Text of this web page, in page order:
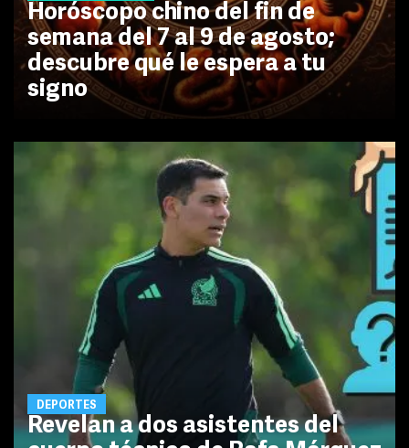
Horóscopo chino del fin de
semana del 7 al 9 de agosto;
descubre qué le espera a tu
signo
DEPORTES
Revelan a dos asistentes del